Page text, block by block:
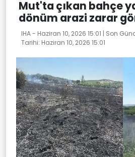
Mut'ta çıkan bahçe
dönüm arazi zarar
IHA - Haziran 10, 2026 15:01 | Son
Tarihi: Haziran 10, 2026 15:01